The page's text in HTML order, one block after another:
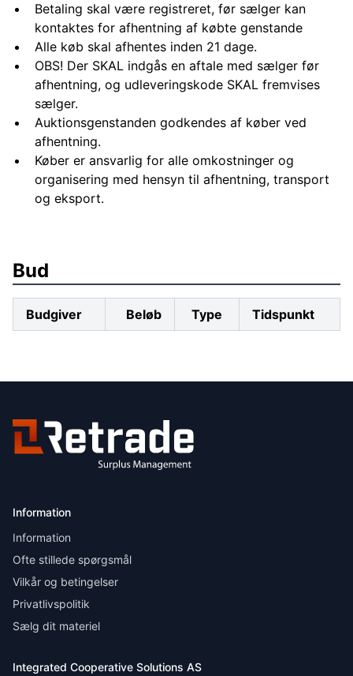
Betaling skal være registreret, før sælger kan
kontaktes for afhentning af købte genstande
Alle køb skal afhentes inden 21 dage.
OBS! Der SKAL indgås en aftale med sælger før
afhentning, og udleveringskode SKAL fremvises
sælger.
Auktionsgenstanden godkendes af køber ved
afhentning.
Køber er ansvarlig for alle omkostninger og
organisering med hensyn til afhentning, transport
og eksport.
Bud
Budgiver Beløb Type Tidspunkt
Information
Information
Ofte stillede spørgsmål
Vilkår og betingelser
Privatlivspolitik
Sælg dit materiel
Integrated Cooperative Solutions AS